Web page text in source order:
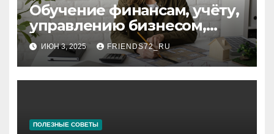
Обучение финансам, учёту,
управлению бизнесом,
аудиту и
программированию:
ключевые аспекты
ИЮН 3, 2025 FRIENDS72_RU
ПОЛЕЗНЫЕ СОВЕТЫ